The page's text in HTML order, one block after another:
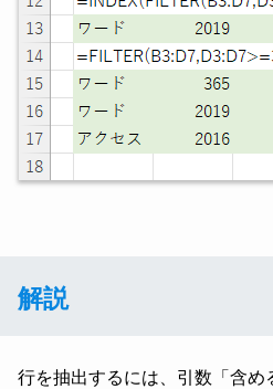
解説
行を抽出するには、引数「含